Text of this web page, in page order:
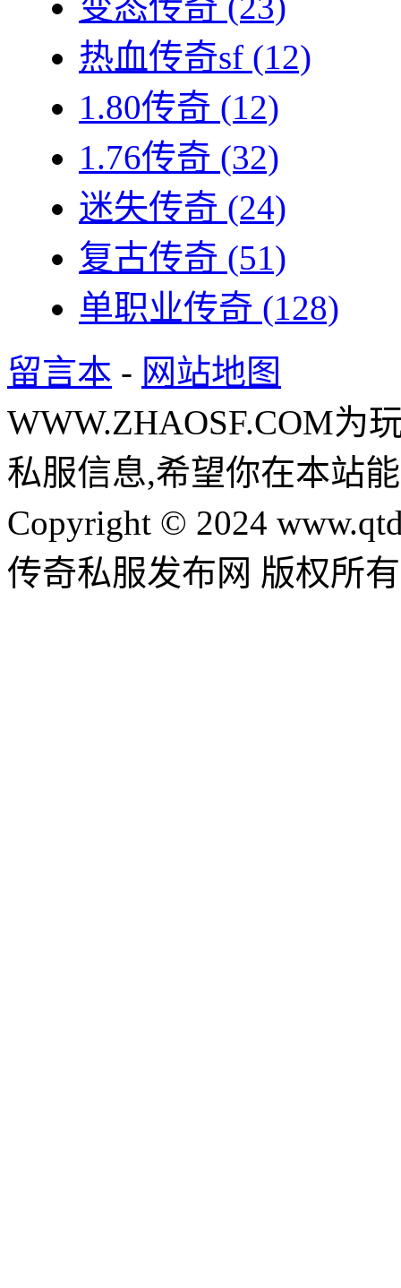
热血传奇sf (12)
1.80传奇 (12)
1.76传奇 (32)
迷失传奇 (24)
复古传奇 (51)
单职业传奇 (128)
留言本 - 网站地图
WWW.ZHAOSF.COM为
私服信息,希望你在本站
Copyright © 2024
传奇私服发布网 版权所有